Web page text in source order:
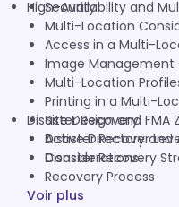
Security
High-Availability and
Multi-Location
Access in a Multi-
Image Management
Multi-Location
Printing in a Multi-
Site Design and FMA
Active Directory and
Considerations
Disaster Recovery
Disaster Recover
Disaster Recovery
Recovery Process
Voir plus